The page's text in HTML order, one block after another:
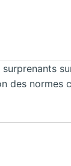
des